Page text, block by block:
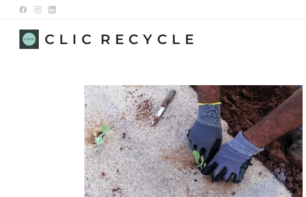
C L I C R E C Y C L E